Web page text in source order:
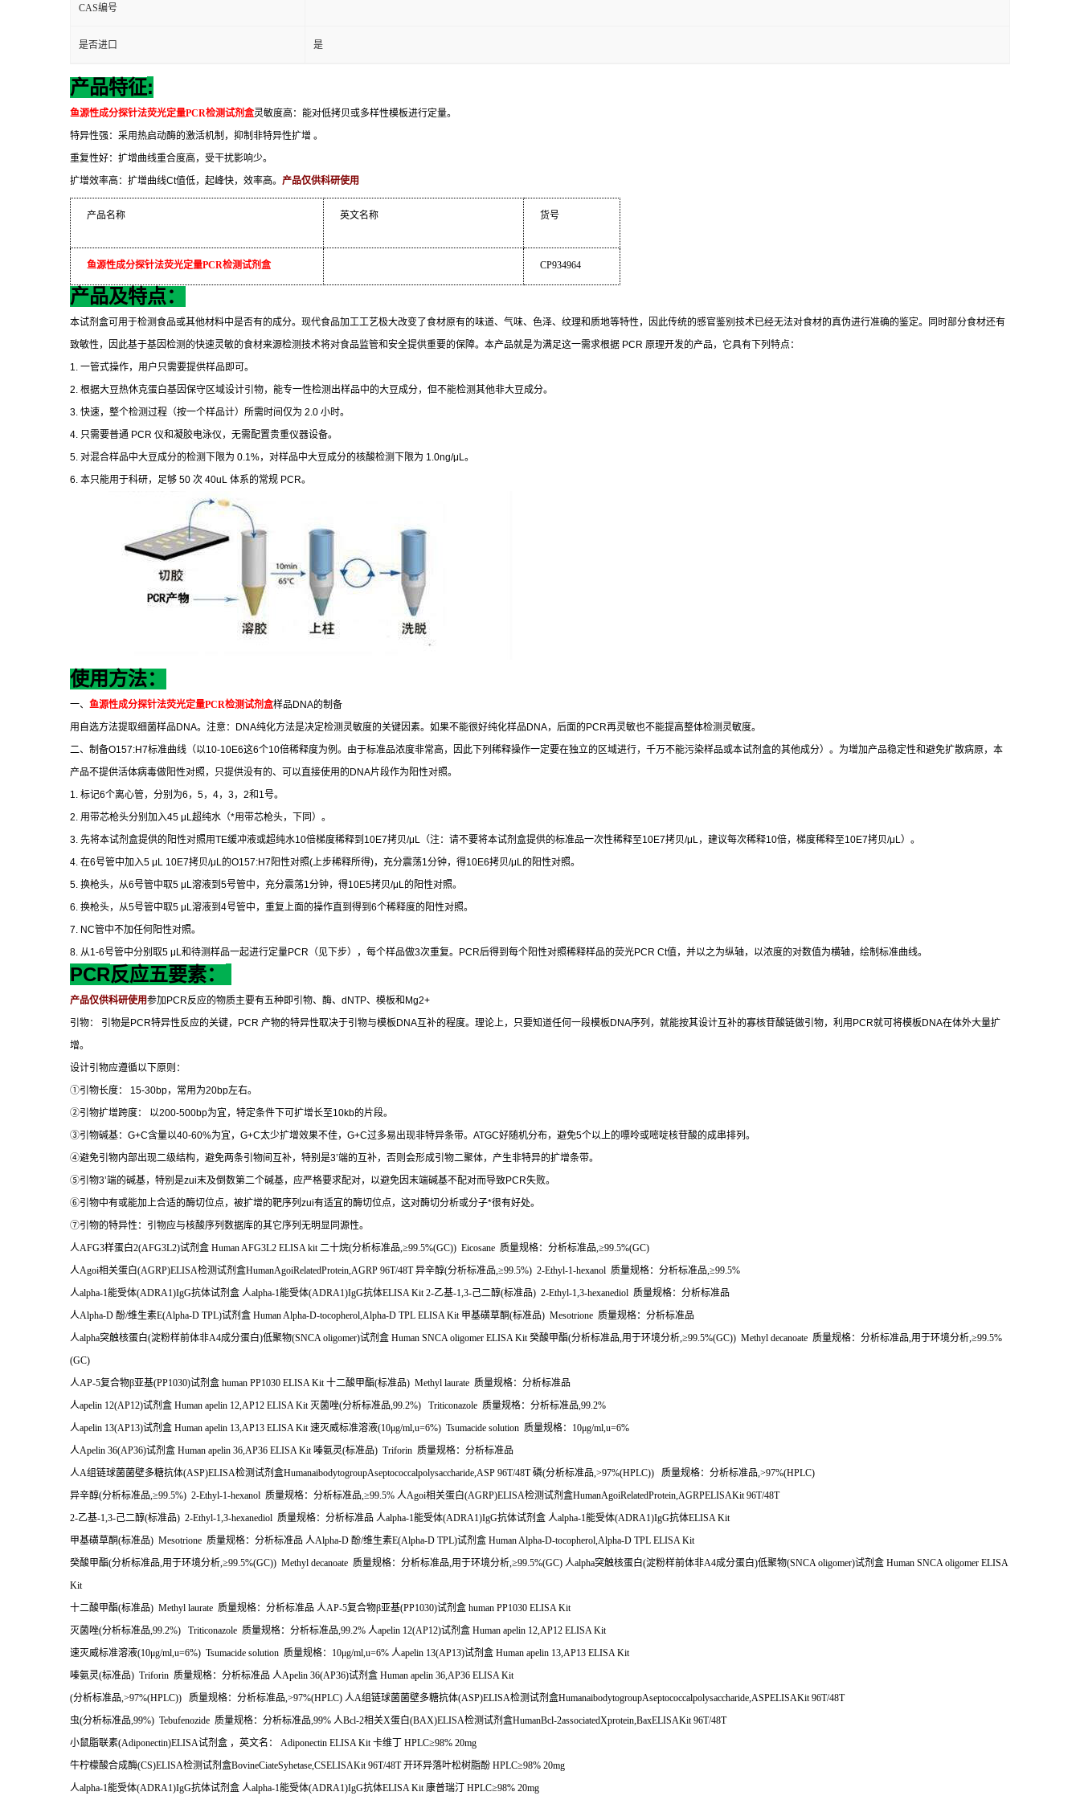
CAS编号
是否进口 是
产品特征:
鱼源性成分探针法荧光定量PCR检测试剂盒灵敏度高：能对低拷贝或多样性模板进行定量。
特异性强：采用热启动酶的激活机制，抑制非特异性扩增 。
重复性好：扩增曲线重合度高，受干扰影响少。
扩增效率高：扩增曲线Ct值低，起峰快，效率高。 产品仅供科研使用
产品名称 英文名称 货号
鱼源性成分探针法荧光定量PCR检测试剂盒 CP934964
产品及特点：
本试剂盒可用于检测食品或其他材料中是否有的成分。现代食品加工工艺极大改变了食材原有的味道、气味、色泽、纹理和质地等特性，因此传统的感官鉴别技术已经无法对食材的真伪进行准确的鉴定。同时部分食材还有
致敏性，因此基于基因检测的快速灵敏的食材来源检测技术将对食品监管和安全提供重要的保障。本产品就是为满足这一需求根据 PCR 原理开发的产品，它具有下列特点：
1. 一管式操作，用户只需要提供样品即可。
2. 根据大豆热休克蛋白基因保守区域设计引物，能专一性检测出样品中的大豆成分，但不能检测其他非大豆成分。
3. 快速，整个检测过程（按一个样品计）所需时间仅为 2.0 小时。
4. 只需要普通 PCR 仪和凝胶电泳仪，无需配置贵重仪器设备。
5. 对混合样品中大豆成分的检测下限为 0.1%，对样品中大豆成分的核酸检测下限为 1.0ng/μL 。
6. 本只能用于科研，足够 50 次 40uL 体系的常规 PCR。
使用方法：
一、 鱼源性成分探针法荧光定量PCR检测试剂盒样品DNA的制备
用自选方法提取细菌样品DNA。注意： DNA纯化方法是决定检测灵敏度的关键因素。如果不能很好纯化样品DNA，后面的PCR再灵敏也不能提高整体检测灵敏度。
二、制备O157:H7标准曲线（以10-10E6这6个10倍稀释度为例。由于标准品浓度非常高，因此下列稀释操作一定要在独立的区域进行，千万不能污染样品或本试剂盒的其他成分）。为增加产品稳定性和避免扩散病原，本
产品不提供活体病毒做阳性对照，只提供没有的、可以直接使用的DNA片段作为阳性对照。
1. 标记6个离心管，分别为6 ， 5， 4， 3， 2和1 号。
2. 用带芯枪头分别加入45 μL 超纯水（*用带芯枪头，下同）。
3. 先将本试剂盒提供的阳性对照用TE缓冲液或超纯水10倍梯度稀释到 10E7拷贝/μL （注：请不要将本试剂盒提供的标准品一次性稀释至10E7拷贝/μL ，建议每次稀释10倍，梯度稀释至10E7拷贝/μL ）。
4. 在6号管中加入5 μL 10E7拷贝/μL 的O157:H7 阳性对照( 上步稀释所得)，充分震荡1 分钟，得10E6拷贝/μL 的阳性对照。
5. 换枪头，从6号管中取5 μL 溶液到 5号管中，充分震荡1 分钟，得10E5拷贝/μL 的阳性对照。
6. 换枪头，从5号管中取5 μL 溶液到 4号管中，重复上面的操作直到得到 6个稀释度的阳性对照。
7. NC管中不加任何阳性对照。
8. 从1-6号管中分别取5 μL 和待测样品一起进行定量PCR （见下步），每个样品做3次重复。 PCR后得到每个阳性对照稀释样品的荧光PCR Ct值，并以之为纵轴，以浓度的对数值为横轴，绘制标准曲线。
PCR反应五要素：
产品仅供科研使用参加PCR反应的物质主要有五种即引物、酶、 dNTP、模板和Mg2+
引物：
引物是PCR特异性反应的关键， PCR 产物的特异性取决于引物与模板DNA互补的程度。理论上，只要知道任何一段模板DNA序列，就能按其设计互补的寡核苷酸链做引物，利用 PCR就可将模板DNA在体外大量扩
增。
设计引物应遵循以下原则：
①引物长度： 15-30bp，常用为20bp左右。
②引物扩增跨度： 以200-500bp为宜，特定条件下可扩增长至10kb的片段。
③引物碱基： G+C含量以40-60%为宜， G+C太少扩增效果不佳， G+C过多易出现非特异条带。 ATGC好随机分布，避免5个以上的嘌呤或嘧啶核苷酸的成串排列。
④避免引物内部出现二级结构，避免两条引物间互补，特别是3’端的互补，否则会形成引物二聚体，产生非特异的扩增条带。
⑤引物3’端的碱基，特别是zui末及倒数第二个碱基，应严格要求配对，以避免因末端碱基不配对而导致PCR失败。
⑥引物中有或能加上合适的酶切位点，被扩增的靶序列 zui有适宜的酶切位点，这对酶切分析或分子*很有好处。
⑦引物的特异性：引物应与核酸序列数据库的其它序列无明显同源性。
人AFG3样蛋白2(AFG3L2)试剂盒 Human AFG3L2 ELISA kit 二十烷(分析标准品 ≥99.5%(GC)) Eicosane 质量规格：分析标准品 ≥99.5%(GC)
人Agoi相关蛋白(AGRP)ELISA检测试剂盒HumanAgoiRelatedProtein,AGRP 96T/48T异辛醇(分析标准品 ≥99.5%) 2-Ethyl-1-hexanol 质量规格：分析标准品 ≥99.5%
人alpha-1能受体(ADRA1)IgG抗体试剂盒 人alpha-1能受体(ADRA1)IgG抗体ELISA Kit 2-乙基-1,3-己二醇(标准品) 2-Ethyl-1,3-hexanediol 质量规格：分析标准品
人Alpha-D 酚/维生素E(Alpha-D TPL)试剂盒 Human Alpha-D-tocopherol,Alpha-D TPL ELISA Kit 甲基磺草酮(标准品) Mesotrione 质量规格：分析标准品
人alpha突触核蛋白(淀粉样前体非A4成分蛋白)低聚物(SNCA oligomer)试剂盒 Human SNCA oligomer ELISA Kit 癸酸甲酯(分析标准品 用于环境分析 ≥99.5%(GC)) Methyl decanoate 质量规格：分析标准品 用于环境分析 ≥99.5%
(GC)
人AP-5复合物β亚基(PP1030)试剂盒 human PP1030 ELISA Kit 十二酸甲酯(标准品) Methyl laurate 质量规格：分析标准品
人apelin 12(AP12)试剂盒 Human apelin 12,AP12 ELISA Kit 灭菌唑(分析标准品 ,99.2%) Triticonazole 质量规格：分析标准品 ,99.2%
人apelin 13(AP13)试剂盒 Human apelin 13,AP13 ELISA Kit 速灭威标准溶液(10μg/ml,u=6%) Tsumacide solution 质量规格： 10μg/ml,u=6%
人Apelin 36(AP36)试剂盒 Human apelin 36,AP36 ELISA Kit 嗪氨灵(标准品) Triforin 质量规格：分析标准品
人A组链球菌菌壁多糖抗体(ASP)ELISA检测试剂盒HumanaibodytogroupAseptococcalpolysaccharide,ASP 96T/48T磷(分析标准品 ,>97%(HPLC)) 质量规格：分析标准品 ,>97%(HPLC)
异辛醇(分析标准品 ≥99.5%) 2-Ethyl-1-hexanol 质量规格：分析标准品 ≥99.5% 人Agoi相关蛋白(AGRP)ELISA检测试剂盒HumanAgoiRelatedProtein,AGRPELISAKit 96T/48T
2-乙基-1,3-己二醇(标准品) 2-Ethyl-1,3-hexanediol 质量规格：分析标准品 人alpha-1能受体(ADRA1)IgG抗体试剂盒 人alpha-1能受体(ADRA1)IgG抗体ELISA Kit
甲基磺草酮(标准品) Mesotrione 质量规格：分析标准品 人Alpha-D 酚/维生素E(Alpha-D TPL)试剂盒 Human Alpha-D-tocopherol,Alpha-D TPL ELISA Kit
癸酸甲酯(分析标准品 用于环境分析 ≥99.5%(GC)) Methyl decanoate 质量规格：分析标准品 用于环境分析 ≥99.5%(GC) 人alpha突触核蛋白(淀粉样前体非A4成分蛋白)低聚物(SNCA oligomer)试剂盒 Human SNCA oligomer ELISA
Kit
十二酸甲酯(标准品) Methyl laurate 质量规格：分析标准品 人AP-5复合物β亚基(PP1030)试剂盒 human PP1030 ELISA Kit
灭菌唑(分析标准品 ,99.2%) Triticonazole 质量规格：分析标准品 ,99.2% 人apelin 12(AP12)试剂盒 Human apelin 12,AP12 ELISA Kit
速灭威标准溶液(10μg/ml,u=6%) Tsumacide solution 质量规格： 10μg/ml,u=6% 人apelin 13(AP13)试剂盒 Human apelin 13,AP13 ELISA Kit
嗪氨灵(标准品) Triforin 质量规格：分析标准品 人Apelin 36(AP36)试剂盒 Human apelin 36,AP36 ELISA Kit
(分析标准品 ,>97%(HPLC)) 质量规格：分析标准品 ,>97%(HPLC) 人A组链球菌菌壁多糖抗体(ASP)ELISA检测试剂盒HumanaibodytogroupAseptococcalpolysaccharide,ASPELISAKit 96T/48T
虫(分析标准品 ,99%) Tebufenozide 质量规格：分析标准品 ,99% 人Bcl-2相关X蛋白(BAX)ELISA检测试剂盒HumanBcl-2associatedXprotein,BaxELISAKit 96T/48T
小鼠脂联素(Adiponectin)ELISA试剂盒 ，英文名： Adiponectin ELISA Kit 卡维丁 HPLC≥98% 20mg
牛柠檬酸合成酶(CS)ELISA检测试剂盒BovineCiateSyhetase,CSELISAKit 96T/48T开环异落叶松树脂酚 HPLC≥98% 20mg
人alpha-1能受体(ADRA1)IgG抗体试剂盒 人alpha-1能受体(ADRA1)IgG抗体ELISA Kit 康普瑞汀 HPLC≥98% 20mg